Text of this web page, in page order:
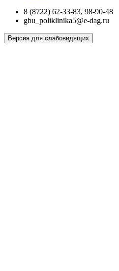
8 (8722) 62-33-83, 98-90-48
gbu_poliklinika5@e-dag.ru
Версия для слабовидящих